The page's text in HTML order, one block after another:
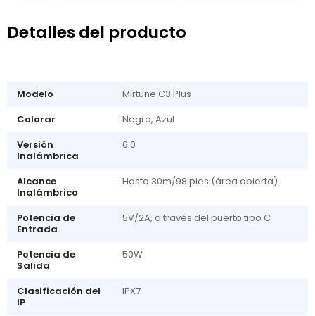
Detalles del producto
Modelo
Mirtune C3 Plus
Colorar
Negro, Azul
Versión
Inalámbrica
6.0
Alcance
Inalámbrico
Hasta 30m/98 pies (área abierta)
Potencia de
Entrada
5V/2A, a través del puerto tipo C
Potencia de
Salida
50W
Clasificación del
IP
IPX7